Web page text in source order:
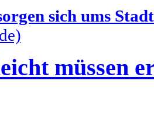
sich ums
müssen